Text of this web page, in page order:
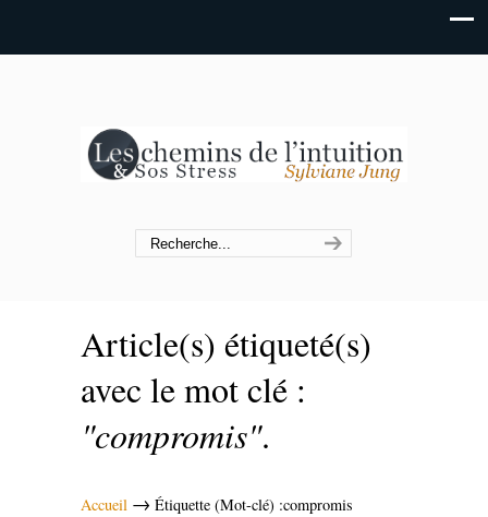
Article(s) étiqueté(s)
avec le mot clé :
"compromis".
Accueil → Étiquette (Mot-clé) :compromis